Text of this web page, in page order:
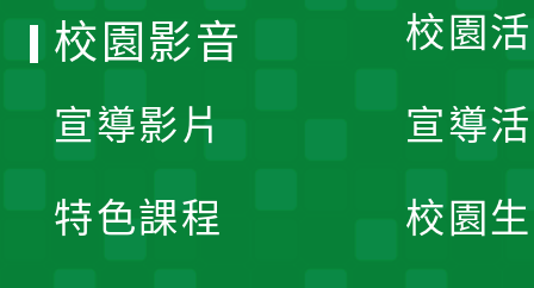
校園
宣導
校園
校園影音
宣導影片
特色課程